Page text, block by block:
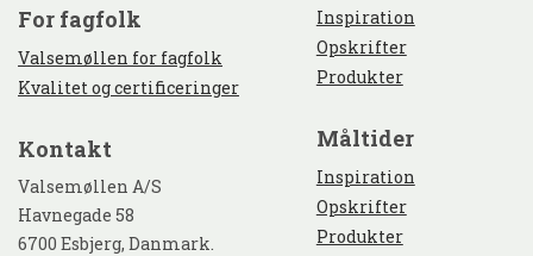
kontakt
Valsemøllen A/S
Havnegade 58
6700 Esbjerg, Danmark.
for fagfolk
Valsemøllen for fagfolk
Kvalitet og certificeringer
Inspiration
Opskrifter
Produkter
måltider
Inspiration
Opskrifter
Produkter